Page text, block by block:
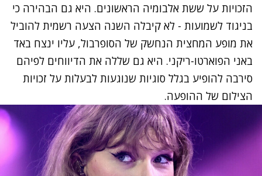
הזכויות על ששת אלבומיה הראשונים. היא גם הבהירה כי
בניגוד לשמועות - לא קיבלה השנה הצעה רשמית להוביל
את מופע המחצית הנחשק של הסופרבול, עליו ינצח באד
באני הפוארטו-ריקני. היא גם שללה את הדיווחים לפיהם
סירבה להופיע בגלל סוגיות שנוגעות לבעלות על זכויות
הצילום של ההופעה.